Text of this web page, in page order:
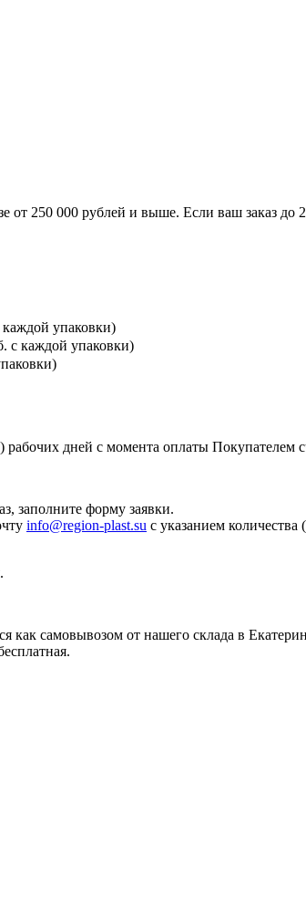
250 000 рублей и выше. Если ваш заказ до
каждой упаковки)
с каждой упаковки)
рабочих дней с момента оплаты Покупателем
заполните форму заявки.
info@region-plast.su с указанием
самовывозом от нашего склада в